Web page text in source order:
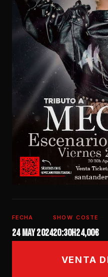
FECHA
24 may 2024
SHOW
20:30h
COSTE
24,00€
VENTA